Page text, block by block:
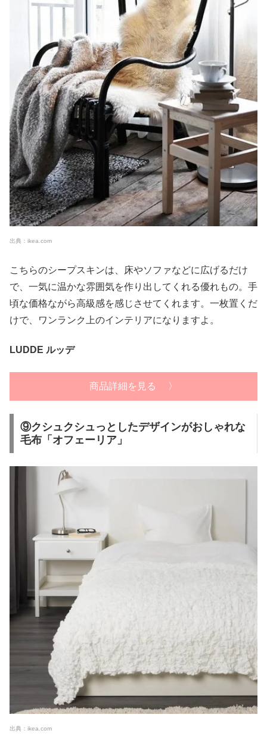
出典：ikea.com
こちらのシープスキンは、床やソファなどに広げるだけ
で、一気に温かな雰囲気を作り出してくれる優れもの。手
頃な価格ながら高級感を感じさせてくれます。一枚置くだ
けで、ワンランク上のインテリアになりますよ。
LUDDE ルッデ
商品詳細を見る 〉
⑨クシュクシュっとしたデザインがおしゃれな
毛布「オフェーリア」
出典：ikea.com